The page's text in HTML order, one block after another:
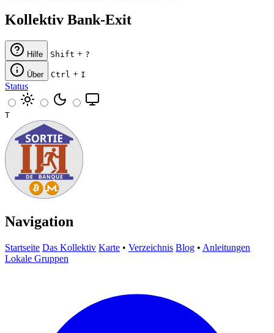
Kollektiv Bank-Exit
Hilfe Shift + ?
Über Ctrl + I
Status
T
Navigation
Startseite Das Kollektiv Karte • Verzeichnis Blog • Anleitungen
Lokale Gruppen